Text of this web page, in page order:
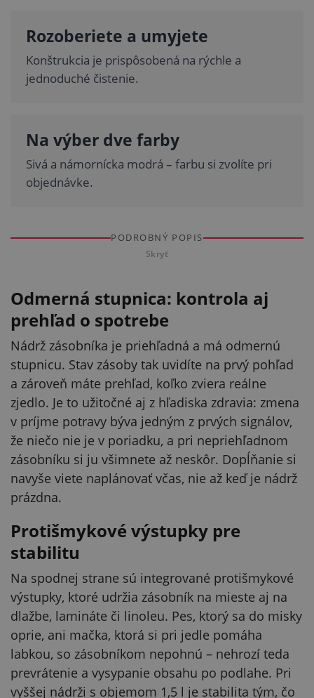
Rozoberiete a umyjete
Konštrukcia je prispôsobená na rýchle a
jednoduché čistenie.
Na výber dve farby
Sivá a námornícka modrá – farbu si zvolíte pri
objednávke.
PODROBNÝ POPIS
Skryť
Odmerná stupnica: kontrola aj
prehľad o spotrebe
Nádrž zásobníka je priehľadná a má odmernú
stupnicu. Stav zásoby tak uvidíte na prvý pohľad
a zároveň máte prehľad, koľko zviera reálne
zjedlo. Je to užitočné aj z hľadiska zdravia: zmena
v príjme potravy býva jedným z prvých signálov,
že niečo nie je v poriadku, a pri nepriehľadnom
zásobníku si ju všimnete až neskôr. Dopĺňanie si
navyše viete naplánovať včas, nie až keď je nádrž
prázdna.
Protišmykové výstupky pre
stabilitu
Na spodnej strane sú integrované protišmykové
výstupky, ktoré udržia zásobník na mieste aj na
dlažbe, lamináte či linoleu. Pes, ktorý sa do misky
oprie, ani mačka, ktorá si pri jedle pomáha
labkou, so zásobníkom nepohnú – nehrozí teda
prevrátenie a vysypanie obsahu po podlahe. Pri
vyššej nádrži s objemom 1,5 l je stabilita tým, čo